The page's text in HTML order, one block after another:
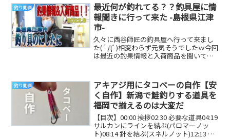
釣り動画
最近何が釣れてる？？釣具屋に情
報聞きに行って来た -島根県江津
市-
久々に西谷師匠の釣具屋へ行って来まし
た( ﾟДﾟ)相変わらず元気そうでしたｗ今回
は最近の釣果情報と入荷商品を聞いてき
釣り動画
アキアジ用にタコベーの自作【安
く自作】新潟で鮭釣りする道具を
福岡で揃えるのは大変だ
【目次】00:00 挨拶02:30 必要な道具04:19
サルカンにラインを結ぶ(パロマーノッ
ト)08:14 針を結ぶ(スネルノット)12:13 ゴ